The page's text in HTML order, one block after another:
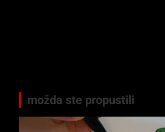
možda ste propustili